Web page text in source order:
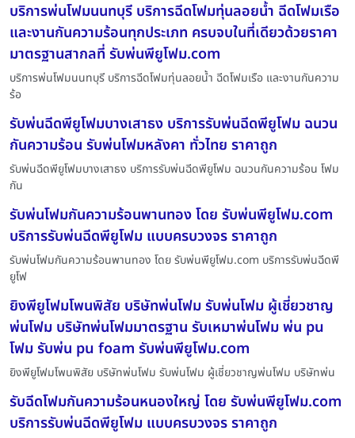
บริการพ่นโฟมนนทบุรี บริการฉีดโฟมทุ่นลอยน้ำ ฉีดโฟมเรือ
และงานกันความร้อนทุกประเภท ครบจบในที่เดียวด้วยราคา
มาตรฐานสากลที่ รับพ่นพียูโฟม.com
บริการพ่นโฟมนนทบุรี บริการฉีดโฟมทุ่นลอยน้ำ ฉีดโฟมเรือ และงานกันความ
ร้อ
รับพ่นฉีดพียูโฟมบางเสาธง บริการรับพ่นฉีดพียูโฟม ฉนวน
กันความร้อน รับพ่นโฟมหลังคา ทั่วไทย ราคาถูก
รับพ่นฉีดพียูโฟมบางเสาธง บริการรับพ่นฉีดพียูโฟม ฉนวนกันความร้อน โฟม
กัน
รับพ่นโฟมกันความร้อนพานทอง โดย รับพ่นพียูโฟม.com
บริการรับพ่นฉีดพียูโฟม แบบครบวงจร ราคาถูก
รับพ่นโฟมกันความร้อนพานทอง โดย รับพ่นพียูโฟม.com บริการรับพ่นฉีดพี
ยูโฟ
ยิงพียูโฟมโพนพิสัย บริษัทพ่นโฟม รับพ่นโฟม ผู้เชี่ยวชาญ
พ่นโฟม บริษัทพ่นโฟมมาตรฐาน รับเหมาพ่นโฟม พ่น pu
โฟม รับพ่น pu foam รับพ่นพียูโฟม.com
ยิงพียูโฟมโพนพิสัย บริษัทพ่นโฟม รับพ่นโฟม ผู้เชี่ยวชาญพ่นโฟม บริษัทพ่น
รับฉีดโฟมกันความร้อนหนองใหญ่ โดย รับพ่นพียูโฟม.com
บริการรับพ่นฉีดพียูโฟม แบบครบวงจร ราคาถูก